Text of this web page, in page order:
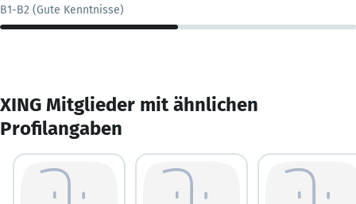
B1-B2 (Gute Kenntnisse)
XING Mitglieder mit ähnlichen
Profilangaben